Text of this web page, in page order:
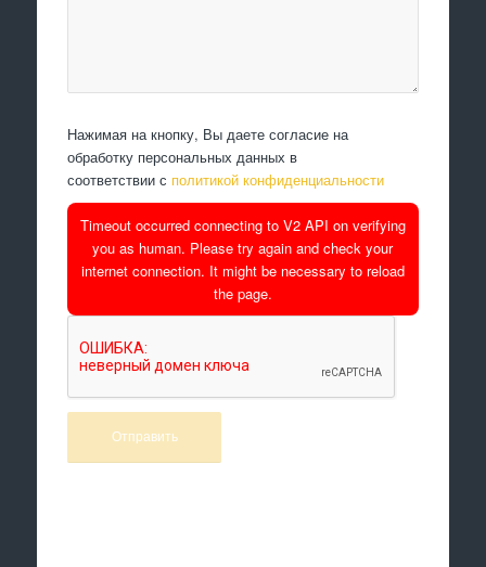
Нажимая на кнопку, Вы даете согласие на
обработку персональных данных в
соответствии с политикой конфиденциальности
Timeout occurred connecting to V2 API on verifying
you as human. Please try again and check your
internet connection. It might be necessary to reload
the page.